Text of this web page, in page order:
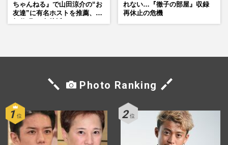
ちゃんねる』で山田涼介の“お
友達”に有名ホストを推薦、歌
れない…『徹子の部屋』収録
再休止の危機
Photo Ranking